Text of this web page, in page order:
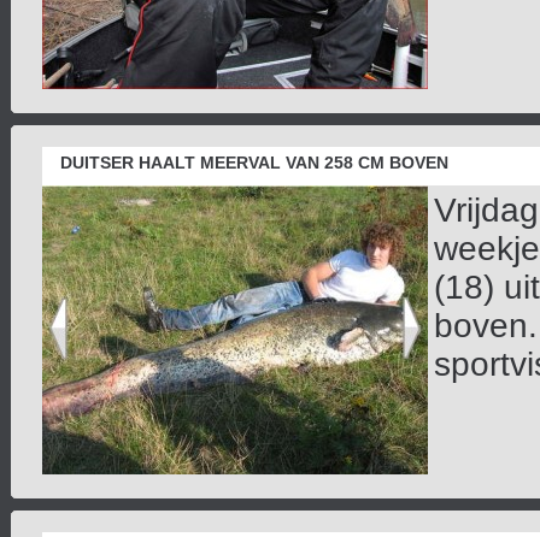
DUITSER HAALT MEERVAL VAN 258 CM BOVEN
(18)